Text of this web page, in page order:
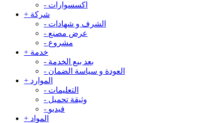
- اكسسوارات
+ شركة
- الشرف و شهادات
- عرض مصنع
- مشروع
+ خدمة
- بعد بيع الخدمة
- العودة و سياسة الضمان
+ الموارد
- التعليمات
- وثيقة تحميل
- فيديو
+ المواد